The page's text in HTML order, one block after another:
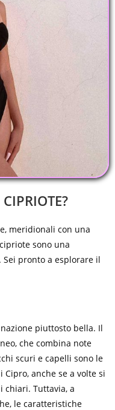
meridionali con una
sono una
Sei pronto a esplorare il
piuttosto bella. Il
che combina note
scuri e capelli sono le
anche se a volte si
chiari. Tuttavia, a
le caratteristiche